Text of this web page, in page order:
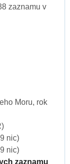
zaznamu v
Moru, rok
nic)
nic)
zaznamu